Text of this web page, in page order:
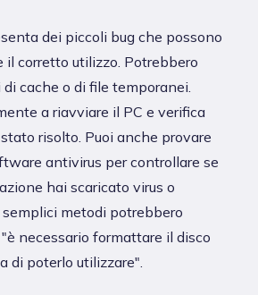
dei piccoli bug che possono
il corretto utilizzo. Potrebbero
cache o di file temporanei.
a riavviare il PC e verifica
risolto. Puoi anche provare
antivirus per controllare se
hai scaricato virus o
metodi potrebbero
"è necessario formattare il disco
di poterlo utilizzare".